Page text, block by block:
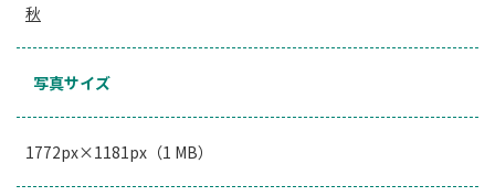
秋
写真サイズ
1772px×1181px（1 MB）